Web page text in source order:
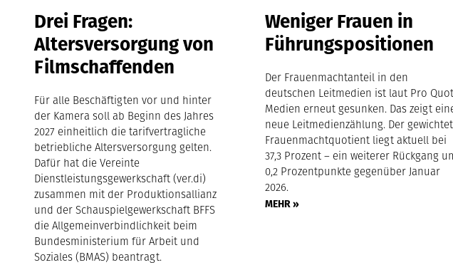
Drei Fragen:
Altersversorgung von
Filmschaffenden
Für alle Beschäftigten vor und hinter
der Kamera soll ab Beginn des Jahres
2027 einheitlich die tarifvertragliche
betriebliche Altersversorgung gelten.
Dafür hat die Vereinte
Dienstleistungsgewerkschaft (ver.di)
zusammen mit der Produktionsallianz
und der Schauspielgewerkschaft BFFS
die Allgemeinverbindlichkeit beim
Bundesministerium für Arbeit und
Soziales (BMAS) beantragt.
Weniger Frauen in
Führungspositionen
Der Frauenmachtanteil in den
deutschen Leitmedien ist laut Pro
Medien erneut gesunken. Das zeigt
neue Leitmedienzählung. Der
Frauenmachtquotient liegt aktuell bei
37,3 Prozent – ein weiterer Rückgang
0,2 Prozentpunkte gegenüber Januar
2026.
MEHR »